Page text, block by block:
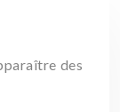
des